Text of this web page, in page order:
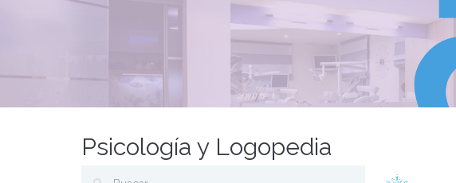
Psicología y Logopedia